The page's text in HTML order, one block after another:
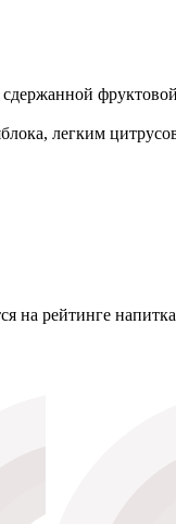
сдержанной
легким
на рейтинге